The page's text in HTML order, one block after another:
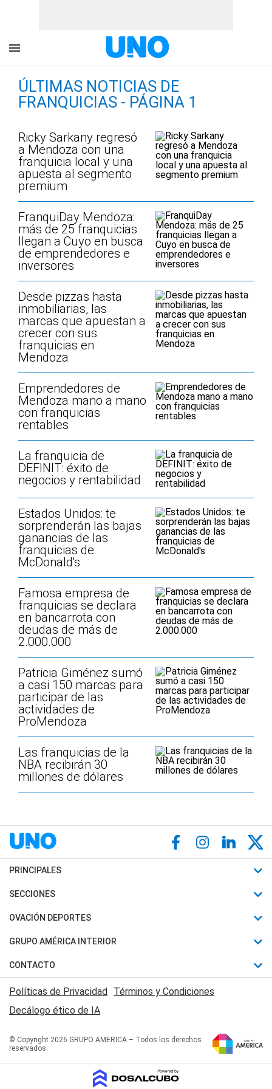
ÚLTIMAS NOTICIAS DE
FRANQUICIAS - PÁGINA 1
Ricky Sarkany regresó
a Mendoza con una
franquicia local y una
apuesta al segmento
premium
FranquiDay Mendoza:
más de 25 franquicias
llegan a Cuyo en busca
de emprendedores e
inversores
Desde pizzas hasta
inmobiliarias, las
marcas que apuestan a
crecer con sus
franquicias en
Mendoza
Emprendedores de
Mendoza mano a mano
con franquicias
rentables
La franquicia de
DEFINIT: éxito de
negocios y rentabilidad
Estados Unidos: te
sorprenderán las bajas
ganancias de las
franquicias de
McDonald's
Famosa empresa de
franquicias se declara
en bancarrota con
deudas de más de
2.000.000
Patricia Giménez sumó
a casi 150 marcas para
participar de las
actividades de
ProMendoza
Las franquicias de la
NBA recibirán 30
millones de dólares
PRINCIPALES
Últimas Noticias
Política
Judiciales
Economia
SECCIONES
Horóscopo
Motores
Trucos caseros
Series y Películas
Edictos y Solicitadas
OVACIÓN DEPORTES
Fútbol
Mundial
Automovilismo
Rugby
Básquet
GRUPO AMÉRICA INTERIOR
Canal 7 en Vivo
San Juan 8
CONTACTO
Acerca de Nosotros
Contactanos
Políticas de Privacidad Términos y Condiciones
Decálogo ético de IA
© Copyright 2026 GRUPO AMERICA – Todos los derechos
reservados